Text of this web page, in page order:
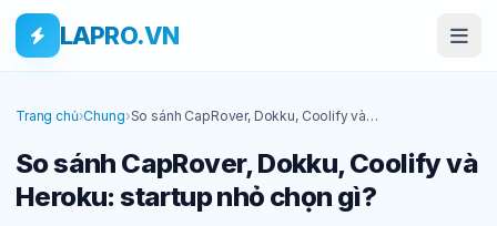
Skip to main content
Bỏ qua tới nội dung
LAPRO.VN
Trang chủ›Chung›So sánh CapRover, Dokku, Coolify và
So sánh CapRover, Dokku, Coolify và
Heroku: startup nhỏ chọn gì?